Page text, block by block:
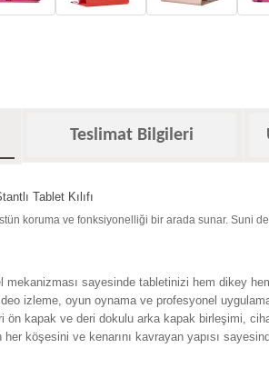
Teslimat Bilgileri
Tablet Kılıfı
koruma ve fonksiyonelliği bir arada sunar. Suni
mekanizması sayesinde tabletinizi hem dikey
izleme, oyun oynama ve profesyonel
ön kapak ve deri dokulu arka kapak birleşimi,
her köşesini ve kenarını kavrayan yapısı